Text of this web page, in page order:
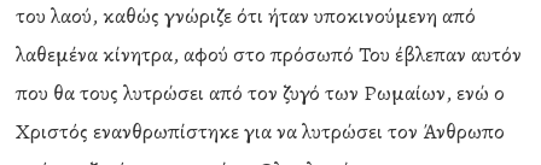
του λαού, καθώς γνώριζε ότι ήταν υποκινούμενη από
λαθεμένα κίνητρα, αφού στο πρόσωπό Του έβλεπαν αυτόν
που θα τους λυτρώσει από τον ζυγό των Ρωμαίων, ενώ ο
Χριστός ενανθρωπίστηκε για να λυτρώσει τον Άνθρωπο